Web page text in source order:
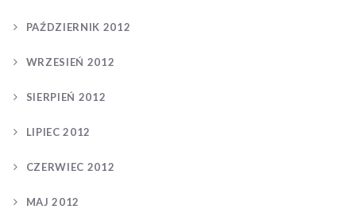
PAŹDZIERNIK 2012
WRZESIEŃ 2012
SIERPIEŃ 2012
LIPIEC 2012
CZERWIEC 2012
MAJ 2012